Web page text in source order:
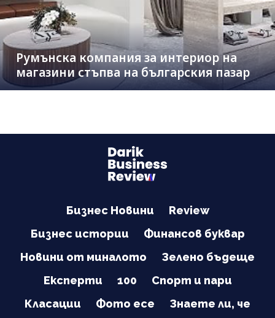
Румънска компания за интериор на
магазини стъпва на българския пазар
Бизнес Новини
Review
Бизнес истории
Финансов буквар
Новини от миналото
Зелено бъдеще
Експерти
100
Спорт и пари
Класации
Фото есе Знаете ли, че